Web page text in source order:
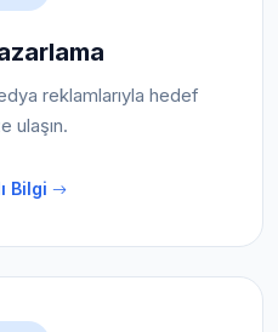
reklamlarıyla hedef
ulaşın.
Bilgi